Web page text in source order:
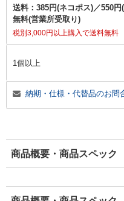
送料： 385円(ネコポス)／550円
無料(営業所受取り)
税別3,000円以上購入で送料無料
1個以上
納期・仕様・代替品のお問
商品概要・商品スペック